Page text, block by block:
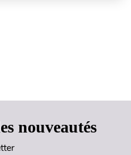
nouveautés